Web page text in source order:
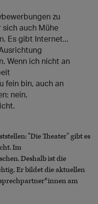
zu
auch Mühe
Es gibt Internet...
Wenn ich nicht an
fein bin, auch an
nein,
"Die Theater" gibt es
Im
Deshalb ist die
Er bildet die aktuellen
am